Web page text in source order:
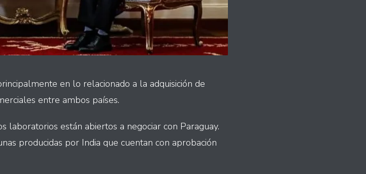
en lo relacionado a la adquisición de
entre ambos países.
laboratorios están abiertos a negociar con Paraguay.
producidas por India que cuentan con aprobación